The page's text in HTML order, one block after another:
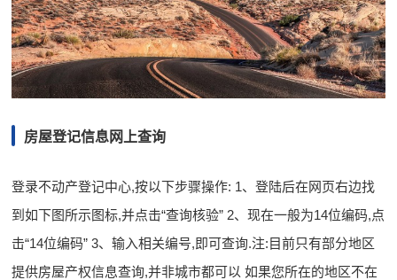
房屋登记信息网上查询
登录不动产登记中心,按以下步骤操作: 1、登陆后在网页右边找
到如下图所示图标,并点击“查询核验” 2、现在一般为14位编码,点
击“14位编码” 3、输入相关编号,即可查询.注:目前只有部分地区
提供房屋产权信息查询,并非城市都可以 如果您所在的地区不在